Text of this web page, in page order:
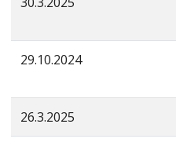
29.10.2024
26.3.2025